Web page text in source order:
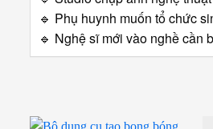
🔹 Phụ huynh muốn tổ chức
🔹 Nghệ sĩ mới vào nghề cần